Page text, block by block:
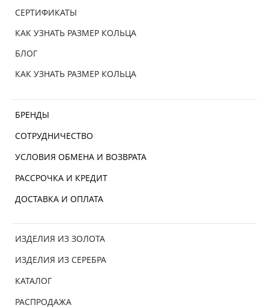
СЕРТИФИКАТЫ
КАК УЗНАТЬ РАЗМЕР КОЛЬЦА
БЛОГ
КАК УЗНАТЬ РАЗМЕР КОЛЬЦА
БРЕНДЫ
СОТРУДНИЧЕСТВО
УСЛОВИЯ ОБМЕНА И ВОЗВРАТА
РАССРОЧКА И КРЕДИТ
ДОСТАВКА И ОПЛАТА
ИЗДЕЛИЯ ИЗ ЗОЛОТА
ИЗДЕЛИЯ ИЗ СЕРЕБРА
КАТАЛОГ
РАСПРОДАЖА